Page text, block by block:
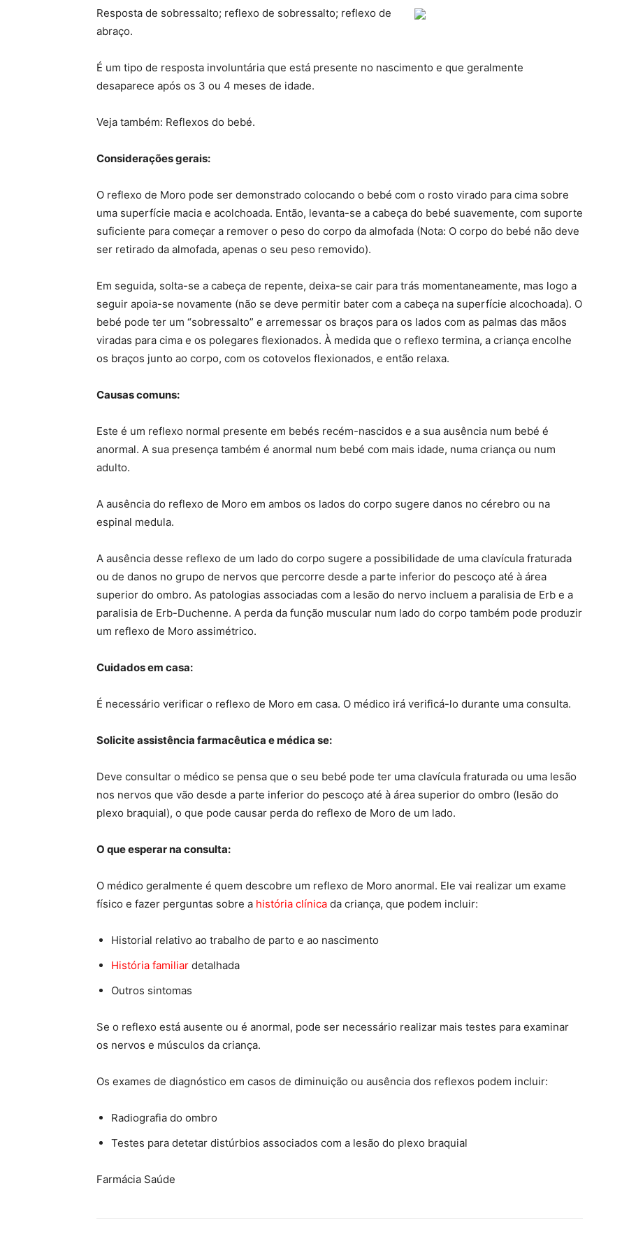
Resposta de sobressalto; reflexo de sobressalto; reflexo de
abraço.
É um tipo de resposta involuntária que está presente no nascimento e que geralmente
desaparece após os 3 ou 4 meses de idade.
Veja também: Reflexos do bebé.
Considerações gerais:
O reflexo de Moro pode ser demonstrado colocando o bebé com o rosto virado para cima sobre
uma superfície macia e acolchoada. Então, levanta-se a cabeça do bebé suavemente, com suporte
suficiente para começar a remover o peso do corpo da almofada (Nota: O corpo do bebé não deve
ser retirado da almofada, apenas o seu peso removido).
Em seguida, solta-se a cabeça de repente, deixa-se cair para trás momentaneamente, mas logo a
seguir apoia-se novamente (não se deve permitir bater com a cabeça na superfície alcochoada). O
bebé pode ter um “sobressalto” e arremessar os braços para os lados com as palmas das mãos
viradas para cima e os polegares flexionados. À medida que o reflexo termina, a criança encolhe
os braços junto ao corpo, com os cotovelos flexionados, e então relaxa.
Causas comuns:
Este é um reflexo normal presente em bebés recém-nascidos e a sua ausência num bebé é
anormal. A sua presença também é anormal num bebé com mais idade, numa criança ou num
adulto.
A ausência do reflexo de Moro em ambos os lados do corpo sugere danos no cérebro ou na
espinal medula.
A ausência desse reflexo de um lado do corpo sugere a possibilidade de uma clavícula fraturada
ou de danos no grupo de nervos que percorre desde a parte inferior do pescoço até à área
superior do ombro. As patologias associadas com a lesão do nervo incluem a paralisia de Erb e a
paralisia de Erb-Duchenne. A perda da função muscular num lado do corpo também pode produzir
um reflexo de Moro assimétrico.
Cuidados em casa:
É necessário verificar o reflexo de Moro em casa. O médico irá verificá-lo durante uma consulta.
Solicite assistência farmacêutica e médica se:
Deve consultar o médico se pensa que o seu bebé pode ter uma clavícula fraturada ou uma lesão
nos nervos que vão desde a parte inferior do pescoço até à área superior do ombro (lesão do
plexo braquial), o que pode causar perda do reflexo de Moro de um lado.
O que esperar na consulta:
O médico geralmente é quem descobre um reflexo de Moro anormal. Ele vai realizar um exame
físico e fazer perguntas sobre a história clínica da criança, que podem incluir:
Historial relativo ao trabalho de parto e ao nascimento
História familiar detalhada
Outros sintomas
Se o reflexo está ausente ou é anormal, pode ser necessário realizar mais testes para examinar
os nervos e músculos da criança.
Os exames de diagnóstico em casos de diminuição ou ausência dos reflexos podem incluir:
Radiografia do ombro
Testes para detetar distúrbios associados com a lesão do plexo braquial
Farmácia Saúde